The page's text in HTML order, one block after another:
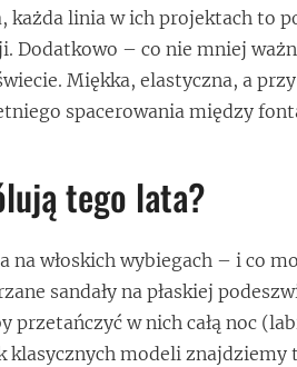
każda linia w ich projektach to
Dodatkowo – co nie mniej
Miękka, elastyczna, a
spacerowania między
tego lata?
na włoskich wybiegach – i co
sandały na płaskiej
przetańczyć w nich całą noc
klasycznych modeli znajdziemy